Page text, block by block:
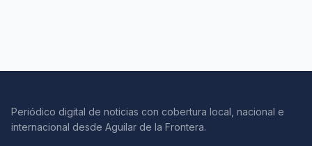
Periódico digital de noticias con cobertura local, nacional e
internacional desde Aguilar de la Frontera.